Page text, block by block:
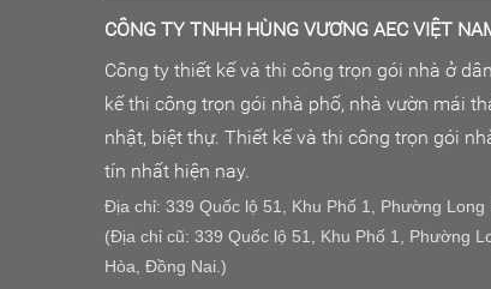
CÔNG TY TNHH HÙNG VƯƠNG AEC VIỆT
Công ty thiết kế và thi công trọn gói nhà ở
kế thi công trọn gói nhà phố, nhà vườn mái
nhật, biệt thự. Thiết kế và thi công trọn gói
tín nhất hiện nay.
Địa chỉ: 339 Quốc lộ 51, Khu Phố 1, Phường Long
(Địa chỉ cũ: 339 Quốc lộ 51, Khu Phố 1, Phường
Hòa, Đồng Nai.)